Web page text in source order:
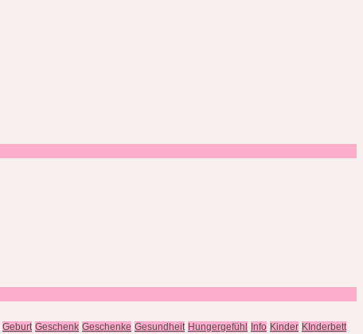
Geburt Geschenk Geschenke Gesundheit Hungergefühl Info Kinder KInderbett